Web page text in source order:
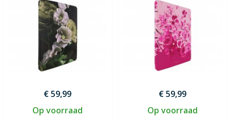
€ 59,99
Op voorraad
€ 59,99
Op voorraad